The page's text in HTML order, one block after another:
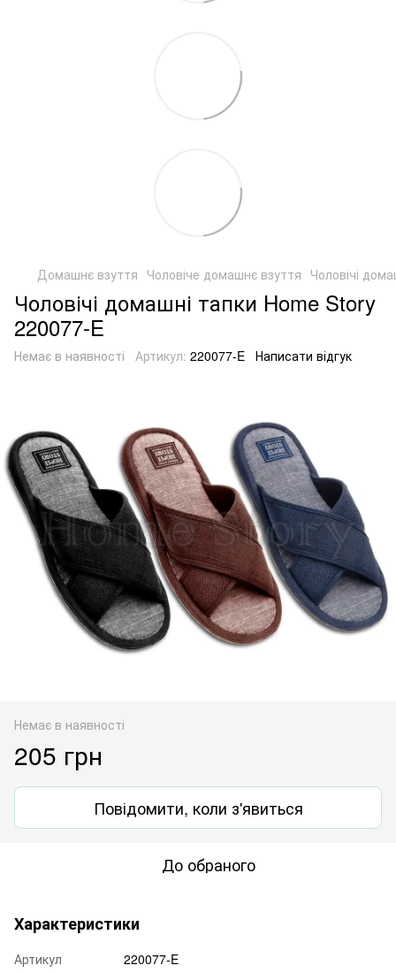
Домашнє взуття Чоловіче домашнє взуття Чоловічі
Чоловічі домашні тапки Home Story
220077-E
Немає в наявності Артикул: 220077-E Написати відгук
Немає в наявності
205 грн
Повідомити, коли з'явиться
До обраного
Характеристики
Артикул
220077-E